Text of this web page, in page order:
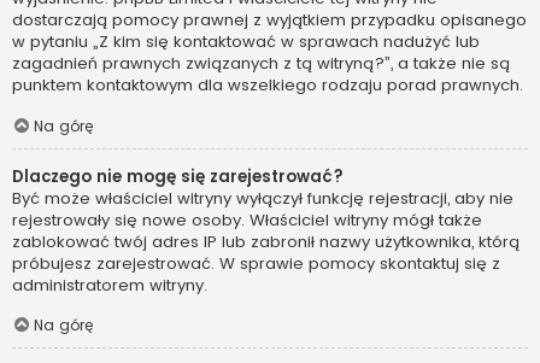
dostarczają pomocy prawnej z wyjątkiem przypadku opisanego
w pytaniu „Z kim się kontaktować w sprawach nadużyć lub
zagadnień prawnych związanych z tą witryną?”, a także nie są
punktem kontaktowym dla wszelkiego rodzaju porad prawnych.
Na górę
Dlaczego nie mogę się zarejestrować?
Być może właściciel witryny wyłączył funkcję rejestracji, aby nie
rejestrowały się nowe osoby. Właściciel witryny mógł także
zablokować twój adres IP lub zabronił nazwy użytkownika, którą
próbujesz zarejestrować. W sprawie pomocy skontaktuj się z
administratorem witryny.
Na górę